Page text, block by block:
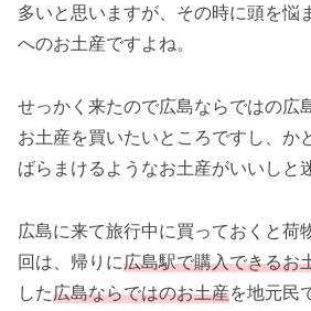
多いと思いますが、その時に頭を悩
へのお土産ですよね。
せっかく来たので広島ならではの広
お土産を買いたいところですし、か
ばらまけるようなお土産がいいしと
広島に来て旅行中に買っておくと荷
回は、帰りに広島駅で購入できるお
した広島ならではのお土産を地元民